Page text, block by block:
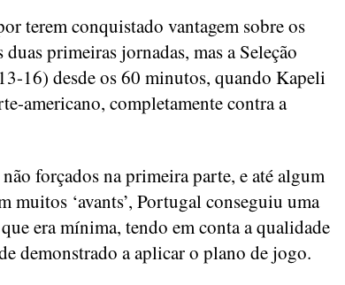
terem conquistado vantagem sobre os
duas primeiras jornadas, mas a Seleção
16) desde os 60 minutos, quando Kapeli
americano, completamente contra a
forçados na primeira parte, e até algum
muitos ‘avants’, Portugal conseguiu uma
era mínima, tendo em conta a qualidade
demonstrado a aplicar o plano de jogo.